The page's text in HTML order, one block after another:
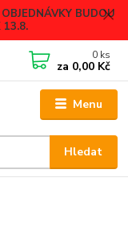
BUDOU
13.8.
Menu
Hledat
0 ks
za 0,00 Kč